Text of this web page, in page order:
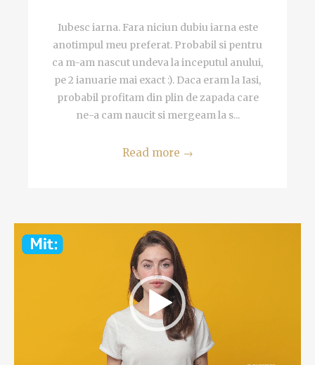
Iubesc iarna. Fara niciun dubiu iarna este
anotimpul meu preferat. Probabil si pentru
ca m-am nascut undeva la inceputul anului,
pe 2 ianuarie mai exact :). Daca eram la Iasi,
probabil profitam din plin de zapada care
ne-a cam naucit si mergeam la s...
Read more →
Player